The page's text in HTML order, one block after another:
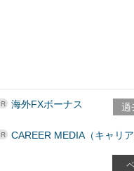
過
海外FXボーナス
CAREER MEDIA（キャリア